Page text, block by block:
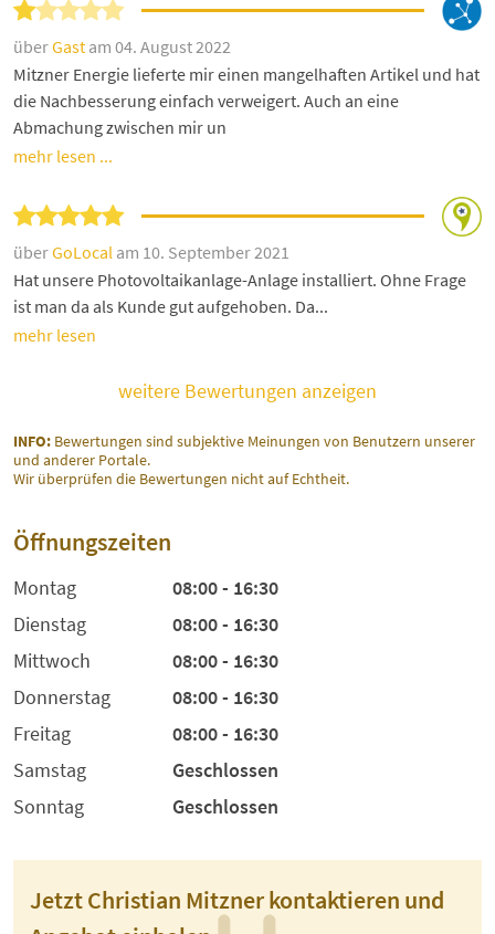
überGast am 04. August 2022
Mitzner Energie lieferte mir einen mangelhaften Artikel und hat
die Nachbesserung einfach verweigert. Auch an eine
Abmachung zwischen mir un
mehr lesen ...
überGoLocal am 10. September 2021
Hat unsere Photovoltaikanlage-Anlage installiert. Ohne Frage
ist man da als Kunde gut aufgehoben. Da...
mehr lesen
weitere Bewertungen anzeigen
INFO: Bewertungen sind subjektive Meinungen von Benutzern unserer
und anderer Portale.
Wir überprüfen die Bewertungen nicht auf Echtheit.
Öffnungszeiten
Montag
08:00 - 16:30
Dienstag
08:00 - 16:30
Mittwoch
08:00 - 16:30
Donnerstag
08:00 - 16:30
Freitag
08:00 - 16:30
Samstag
Geschlossen
Sonntag
Geschlossen
Jetzt Christian Mitzner kontaktieren und